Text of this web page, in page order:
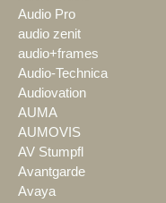
Audio Pro
audio zenit
audio+frames
Audio-Technica
Audiovation
AUMA
AUMOVIS
AV Stumpfl
Avantgarde
Avaya